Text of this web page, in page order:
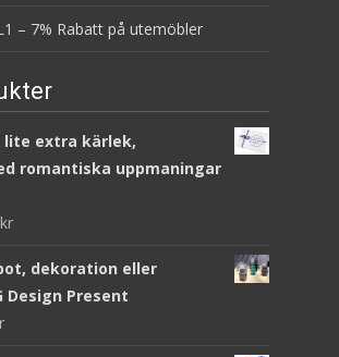
– 7% Rabatt på utemöbler
lite extra kärlek,
romantiska uppmaningar
kr
dekoration eller
Design Present